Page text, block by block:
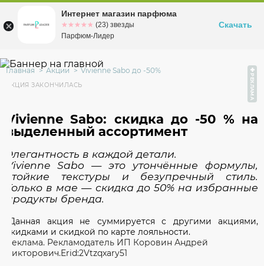
Омскул. Заозерная, 11, к. 1
РЕКЛАМА
Главная Акции Vivienne Sabo до -50%
АКЦИЯ ЗАКОНЧИЛАСЬ
Vivienne Sabo: скидка до -50 % на
выделенный ассортимент
Элегантность в каждой детали.
Vivienne Sabo — это утончённые формулы,
стойкие текстуры и безупречный стиль.
Только в мае — скидка до 50% на избранные
продукты бренда.
*Данная акция не суммируется с другими акциями,
скидками и скидкой по карте лояльности.
Реклама. Рекламодатель ИП Коровин Андрей
Викторович.Erid:2Vtzqxary51
Интернет магазин парфюма
☆☆☆☆☆
★★★★★ (23) звезды
Парфюм-Лидер
Скачать